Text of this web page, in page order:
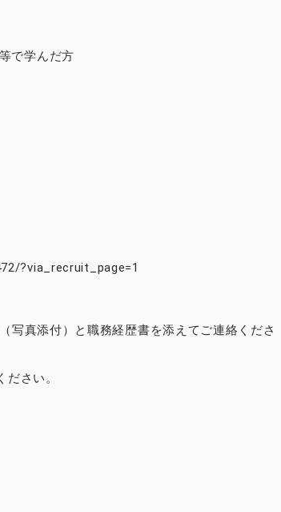
で学んだ方
?via_recruit_page=1
真添付）と職務経歴書を添えてご連絡くださ
さい。